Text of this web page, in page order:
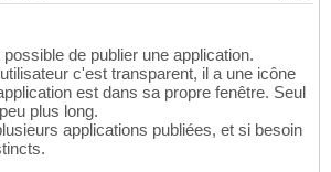
de publier une application.
c'est transparent, il a une icône
est dans sa propre fenêtre. Seul
plus long.
applications publiées, et si besoin